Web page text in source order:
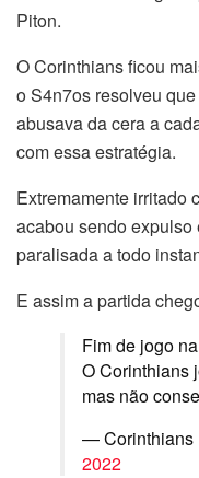
Piton.
O Corinthians ficou
o S4n7os resolveu
abusava da cera a
com essa estratégia.
Extremamente irritado
acabou sendo
paralisada a todo
E assim a partida
Fim de jogo na
O Corinthians
mas não
— Corinthians
2022